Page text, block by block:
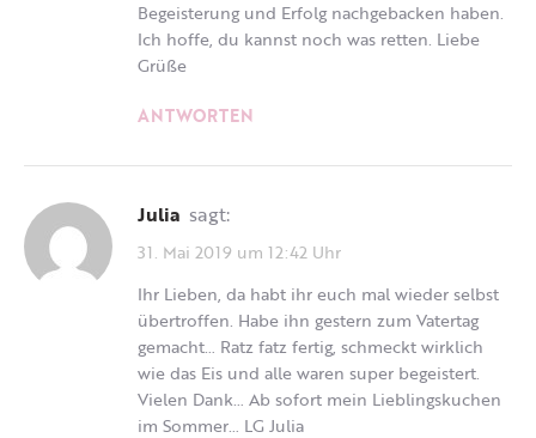
Begeisterung und Erfolg nachgebacken haben.
Ich hoffe, du kannst noch was retten. Liebe
Grüße
ANTWORTEN
Julia sagt:
31. Mai 2019 um 12:42 Uhr
Ihr Lieben, da habt ihr euch mal wieder selbst
übertroffen. Habe ihn gestern zum Vatertag
gemacht… Ratz fatz fertig, schmeckt wirklich
wie das Eis und alle waren super begeistert.
Vielen Dank… Ab sofort mein Lieblingskuchen
im Sommer… LG Julia